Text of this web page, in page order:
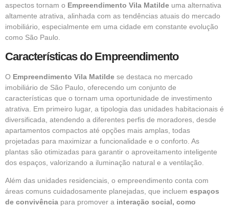
aspectos tornam o Empreendimento Vila Matilde uma alternativa
altamente atrativa, alinhada com as tendências atuais do mercado
imobiliário, especialmente em uma cidade em constante evolução
como São Paulo.
Características do Empreendimento
O Empreendimento Vila Matilde se destaca no mercado
imobiliário de São Paulo, oferecendo um conjunto de
características que o tornam uma oportunidade de investimento
atrativa. Em primeiro lugar, a tipologia das unidades habitacionais é
diversificada, atendendo a diferentes perfis de moradores, desde
apartamentos compactos até opções mais amplas, todas
projetadas para maximizar a funcionalidade e o conforto. As
plantas são otimizadas para garantir o aproveitamento inteligente
dos espaços, valorizando a iluminação natural e a ventilação.
Além das unidades residenciais, o empreendimento conta com
áreas comuns cuidadosamente planejadas, que incluem espaços
de convivência para promover a interação social, como